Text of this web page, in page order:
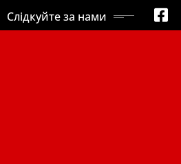
Слідкуйте за нами